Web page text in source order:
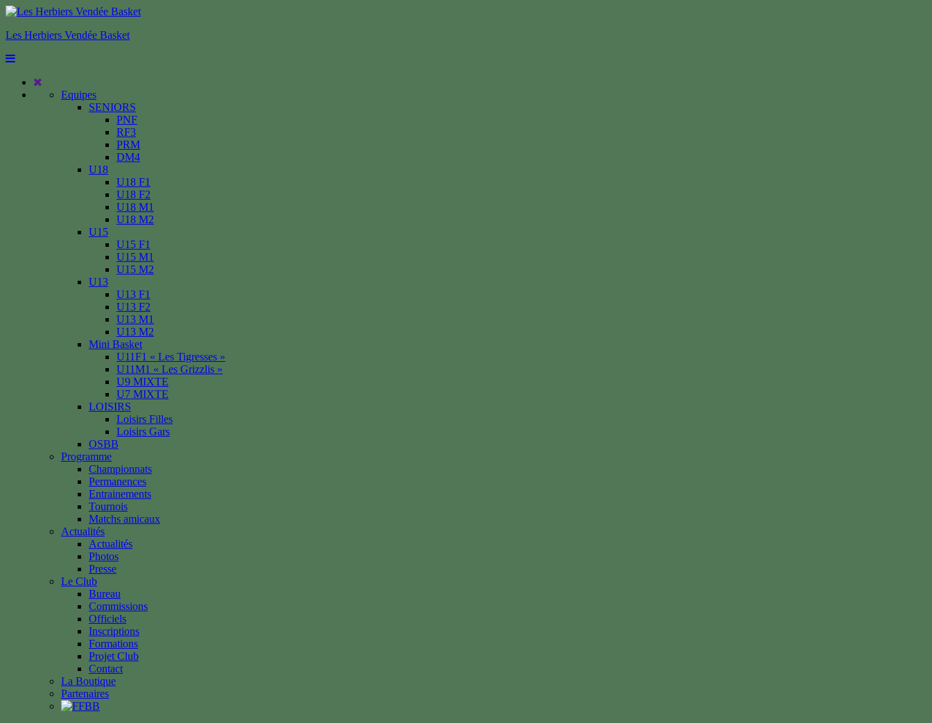
Les Herbiers Vendée Basket
Equipes
SENIORS
PNF
RF3
PRM
DM4
U18
U18 F1
U18 F2
U18 M1
U18 M2
U15
U15 F1
U15 M1
U15 M2
U13
U13 F1
U13 F2
U13 M1
U13 M2
Mini Basket
U11F1 « Les Tigresses »
U11M1 « Les Grizzlis »
U9 MIXTE
U7 MIXTE
LOISIRS
Loisirs Filles
Loisirs Gars
OSBB
Programme
Championnats
Permanences
Entrainements
Tournois
Matchs amicaux
Actualités
Actualités
Photos
Presse
Le Club
Bureau
Commissions
Officiels
Inscriptions
Formations
Projet Club
Contact
La Boutique
Partenaires